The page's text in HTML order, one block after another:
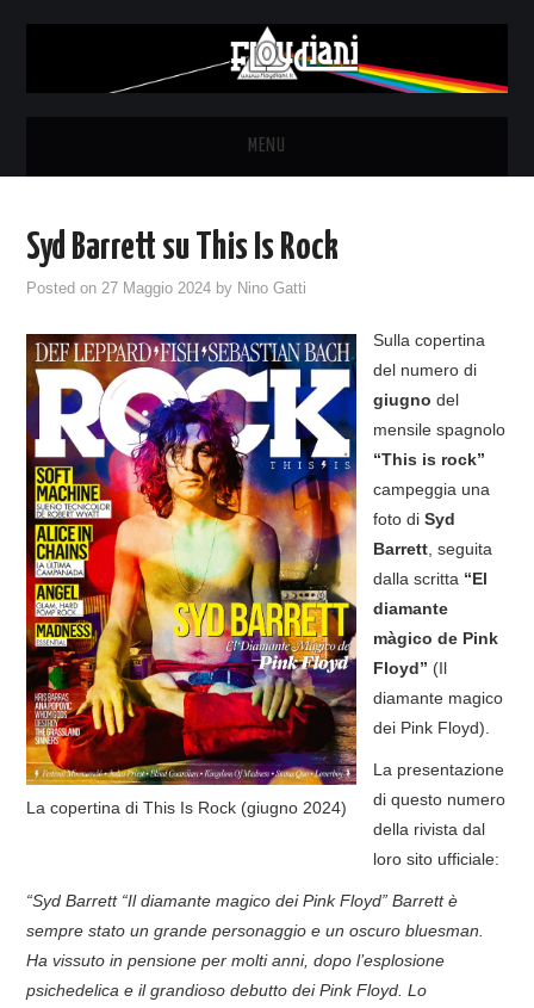
MENU
SYD BARRETT – ALLE SOGLIE
DELL’ALBA
FANZINE
COVER & TRIBUTI
EVENTI
DISCOGRAFIA
LINKS
CONTATTI
PINKFLOYDIANE
POLICY/COOKIES
Syd Barrett su This Is Rock
Posted on27 Maggio 2024 by Nino Gatti
La copertina di This Is Rock (giugno 2024)
Sulla copertina
del numero di
giugno del
mensile spagnolo
“This is rock”
campeggia una
foto diSyd
Barrett , seguita
dalla scritta “El
diamante
màgico de Pink
Floyd” (Il
diamante magico
dei Pink Floyd).
La presentazione
di questo numero
della rivista dal
loro sito ufficiale:
“Syd Barrett “Il diamante magico dei Pink Floyd” Barrett è
sempre stato un grande personaggio e un oscuro bluesman.
Ha vissuto in pensione per molti anni, dopo l’esplosione
psichedelica e il grandioso debutto dei Pink Floyd. Lo